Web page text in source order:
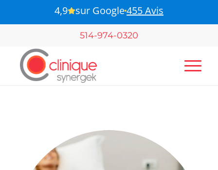
B-Pulse - Pour votre santé pelvienne
514-974-0320